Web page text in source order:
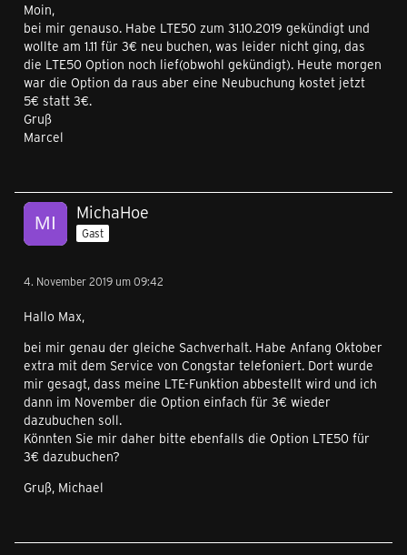
Moin,
bei mir genauso. Habe LTE50 zum 31.10.2019 gekündigt und
wollte am 1.11 für 3€ neu buchen, was leider nicht ging, das
die LTE50 Option noch lief(obwohl gekündigt). Heute morgen
war die Option da raus aber eine Neubuchung kostet jetzt
5€ statt 3€.
Gruß
Marcel
MichaHoe
Gast
4. November 2019 um 09:42
Hallo Max,
bei mir genau der gleiche Sachverhalt. Habe Anfang Oktober
extra mit dem Service von Congstar telefoniert. Dort wurde
mir gesagt, dass meine LTE-Funktion abbestellt wird und ich
dann im November die Option einfach für 3€ wieder
dazubuchen soll.
Könnten Sie mir daher bitte ebenfalls die Option LTE50 für
3€ dazubuchen?
Gruß, Michael